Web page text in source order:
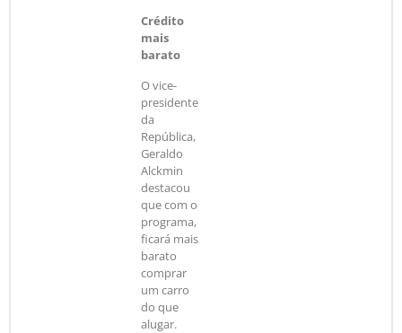
Crédito
mais
barato
O vice-
presidente
da
República,
Geraldo
Alckmin
destacou
que com o
programa,
ficará mais
barato
comprar
um carro
do que
alugar.